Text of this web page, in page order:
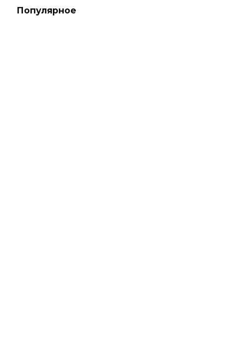
Популярное